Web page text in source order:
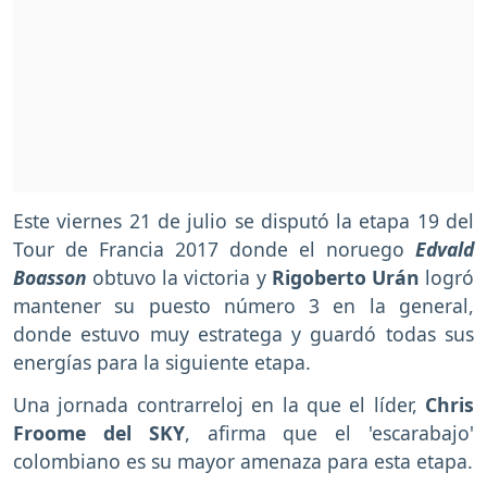
Este viernes 21 de julio se disputó la etapa 19 del
Tour de Francia 2017 donde el noruego Edvald
Boasson obtuvo la victoria yRigoberto Urán logró
mantener su puesto número 3 en la general,
donde estuvo muy estratega y guardó todas sus
energías para la siguiente etapa.
Una jornada contrarreloj en la que el líder, Chris
Froome del SKY, afirma que el 'escarabajo'
colombiano es su mayor amenaza para esta etapa.